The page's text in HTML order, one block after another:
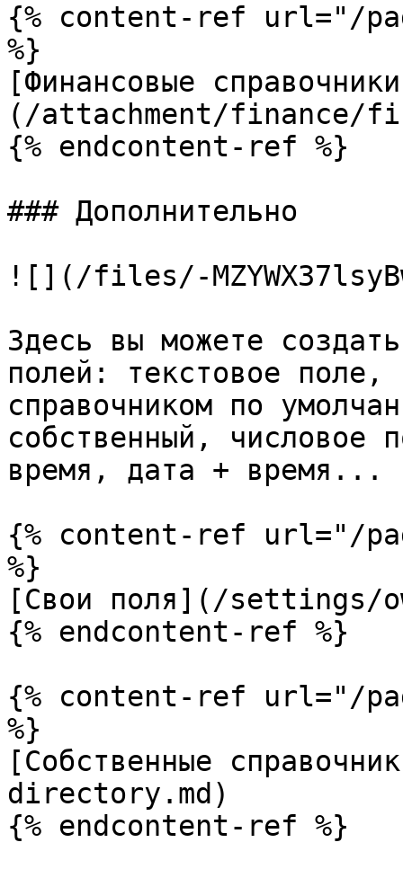
{% content-ref url="/
%}
[Финансовые
(/attachment/finance/
{% endcontent-ref %}
### Дополнительно
![](/files/-
Здесь вы можете
полей: текстовое
справочником по
собственный, числовое
время, дата + время...
{% content-ref url="/
%}
[Свои поля](/settings/
{% endcontent-ref %}
{% content-ref url="/
%}
[Собственные
directory.md)
{% endcontent-ref %}